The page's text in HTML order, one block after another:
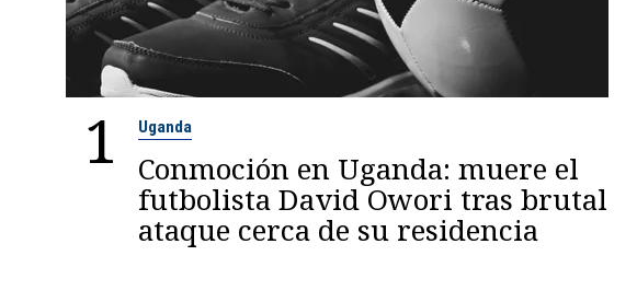
1 Uganda
Conmoción en Uganda: muere el
futbolista David Owori tras brutal
ataque cerca de su residencia